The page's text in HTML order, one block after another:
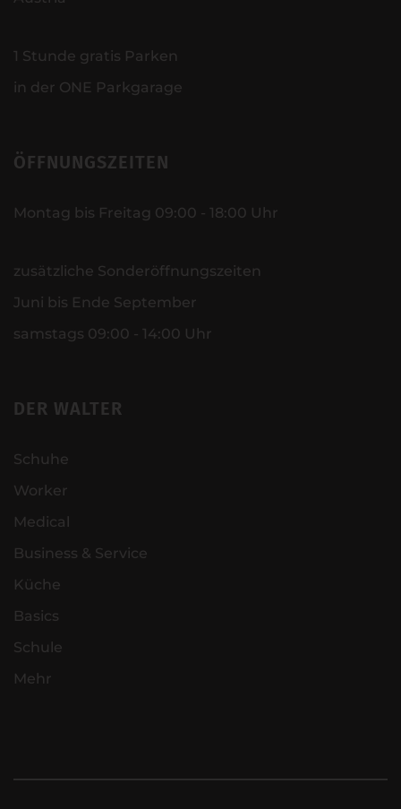
1 Stunde gratis Parken
in der ONE Parkgarage
ÖFFNUNGSZEITEN
Montag bis Freitag 09:00 - 18:00 Uhr
zusätzliche Sonderöffnungszeiten
Juni bis Ende September
samstags 09:00 - 14:00 Uhr
DER WALTER
Schuhe
Worker
Medical
Business & Service
Küche
Basics
Schule
Mehr